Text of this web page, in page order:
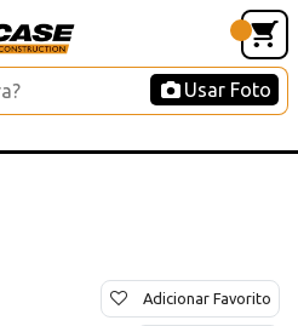
Usar Foto
Adicionar Favorito